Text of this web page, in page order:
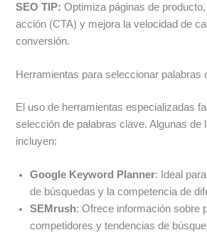
SEO TIP: Optimiza páginas de
acción (CTA) y mejora la velocidad de
conversión.
Herramientas para seleccionar palabras
El uso de herramientas especializadas
selección de palabras clave. Algunas de
incluyen:
Google Keyword Planner: Ideal
de búsquedas y la competencia de
SEMrush: Ofrece información sobre
competidores y tendencias de